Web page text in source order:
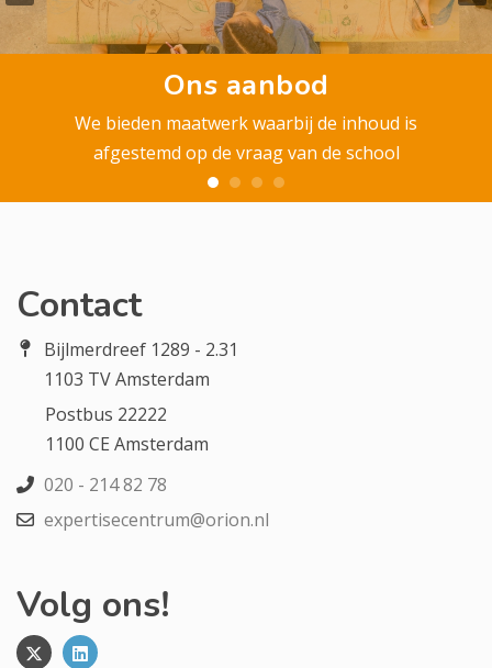
Ons aanbod
We bieden maatwerk waarbij de inhoud is
afgestemd op de vraag van de school
Contact
Bijlmerdreef 1289 - 2.31
1103 TV Amsterdam
Postbus 22222
1100 CE Amsterdam
020 - 214 82 78
expertisecentrum@orion.nl
Volg ons!